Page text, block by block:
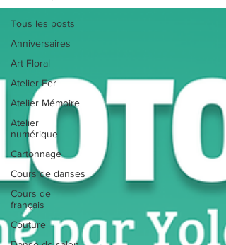
Tous les posts
Anniversaires
Art Floral
Atelier Fer
Atelier Mémoire
Atelier
numérique
Cartonnage
Cours de danses
Cours de
français
Couture